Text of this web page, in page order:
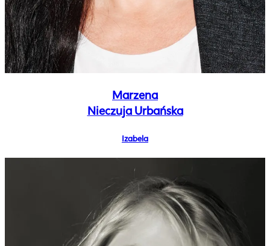
Marzena
Nieczuja Urbańska
Izabela